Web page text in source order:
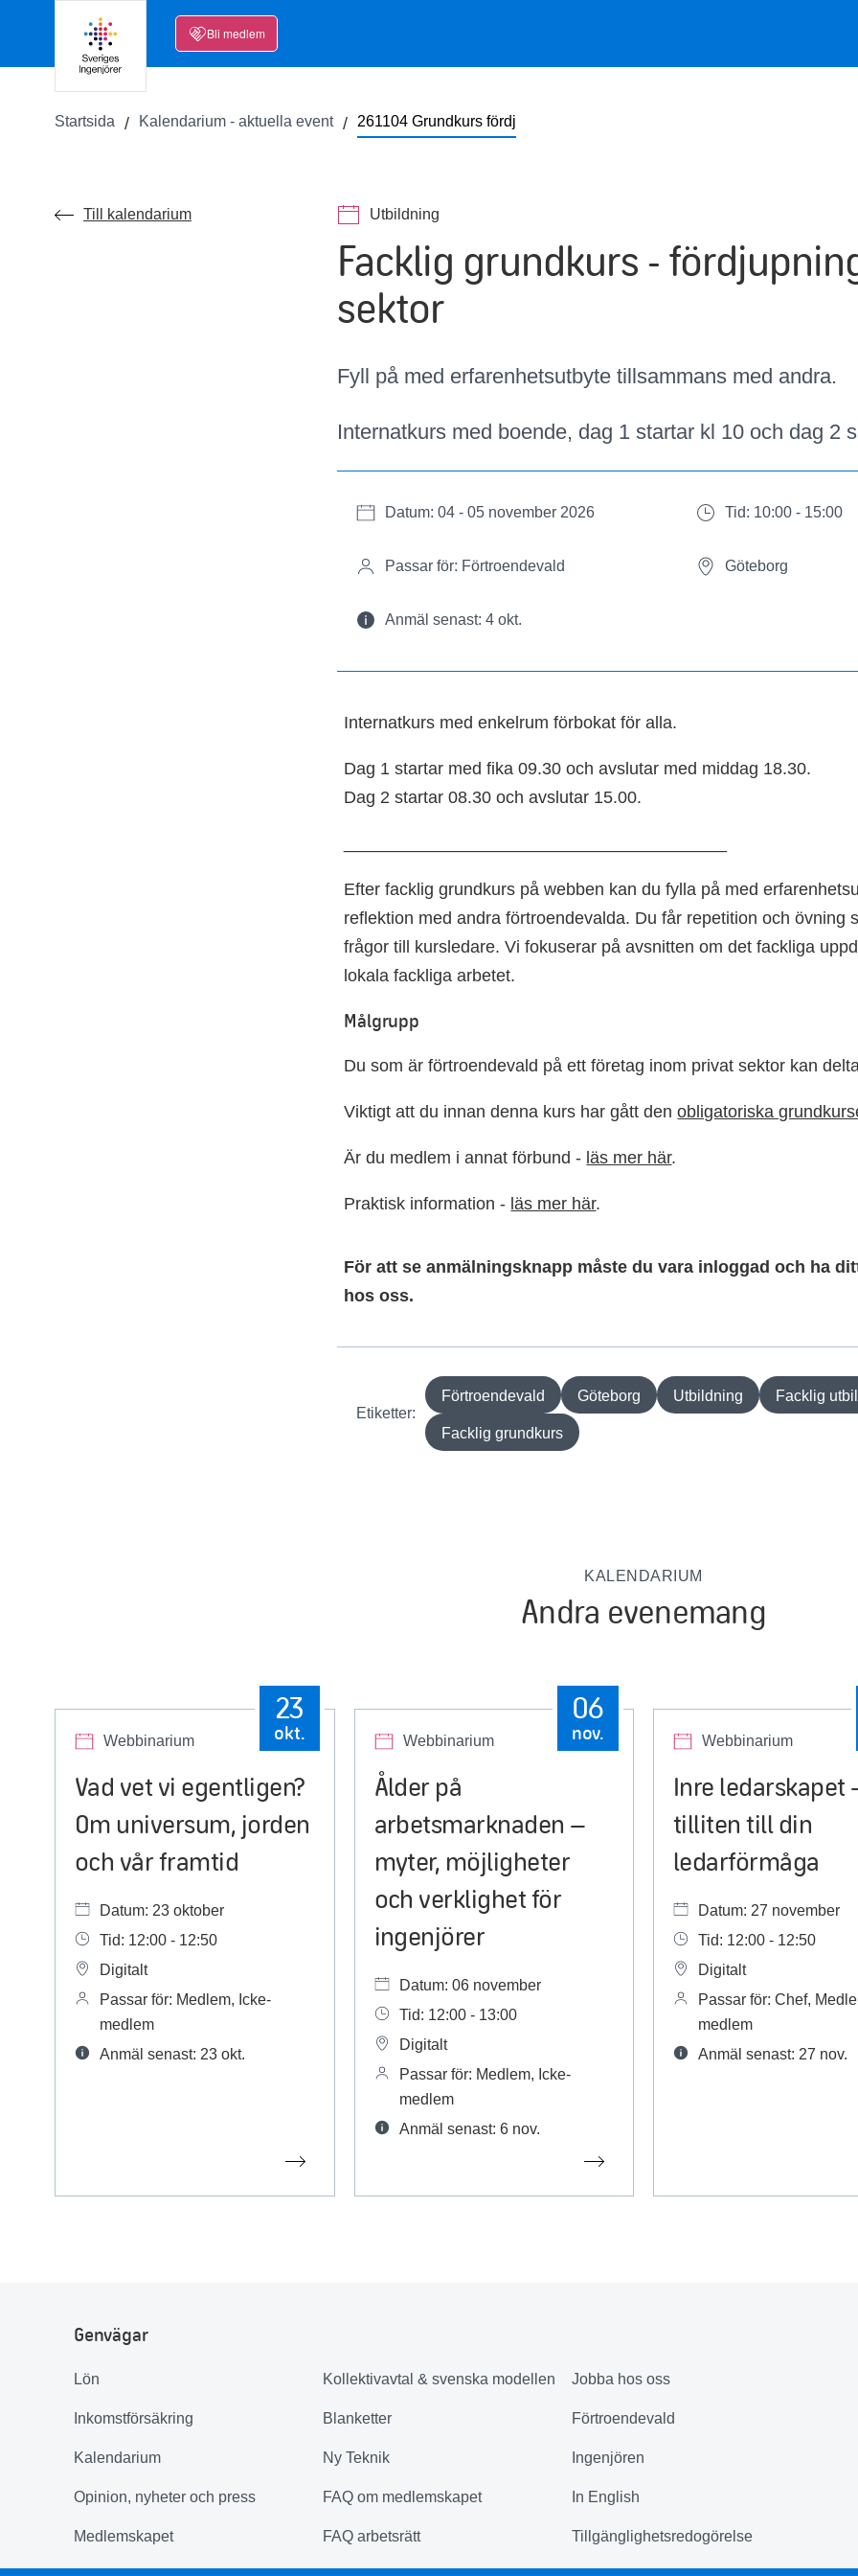
Bli medlem
Startsida Kalendarium - aktuella event 261104 Grundkurs fördj
Till kalendarium Utbildning
Facklig grundkurs -
sektor
Fyll på med erfarenhetsutbyte tillsammans med andra.
Internatkurs med boende, dag 1 startar kl 10 och dag 2
Datum: 04 - 05 november 2026 Tid: 10:00 - 15:00
Passar för: Förtroendevald Göteborg
Anmäl senast: 4 okt.
Internatkurs med enkelrum förbokat för alla.
Dag 1 startar med fika 09.30 och avslutar med middag 18.30.
Dag 2 startar 08.30 och avslutar 15.00.
Efter facklig grundkurs på webben kan du fylla på med
reflektion med andra förtroendevalda. Du får repetition och övning
frågor till kursledare. Vi fokuserar på avsnitten om det fackliga
lokala fackliga arbetet.
Målgrupp
Du som är förtroendevald på ett företag inom privat sektor kan
Viktigt att du innan denna kurs har gått denobligatoriska
Är du medlem i annat förbund - läs mer här.
Praktisk information - läs mer här.
För att se anmälningsknapp måste du vara inloggad och ha
hos oss.
Etiketter:
Förtroendevald Göteborg Utbildning Facklig
Facklig grundkurs
KALENDARIUM
Andra evenemang
Webbinarium
23
okt.
Vad vet vi egentligen?
Om universum, jorden
och vår framtid
Datum: 23 oktober
Tid: 12:00 - 12:50
Digitalt
Passar för: Medlem, Icke-
medlem
Anmäl senast: 23 okt.
Webbinarium
06
nov.
Ålder på
arbetsmarknaden –
myter, möjligheter
och verklighet för
ingenjörer
Datum: 06 november
Tid: 12:00 - 13:00
Digitalt
Passar för: Medlem, Icke-
medlem
Anmäl senast: 6 nov.
Webbinarium
Inre ledarskapet
tilliten till din
ledarförmåga
Datum: 27 november
Tid: 12:00 - 12:50
Digitalt
Passar för: Chef,
medlem
Anmäl senast: 27 nov.
Genvägar
Lön
Inkomstförsäkring
Kalendarium
Opinion, nyheter och press
Medlemskapet
Kollektivavtal & svenska modellen
Blanketter
Ny Teknik
FAQ om medlemskapet
FAQ arbetsrätt
Jobba hos oss
Förtroendevald
Ingenjören
In English
Tillgänglighetsredogörelse